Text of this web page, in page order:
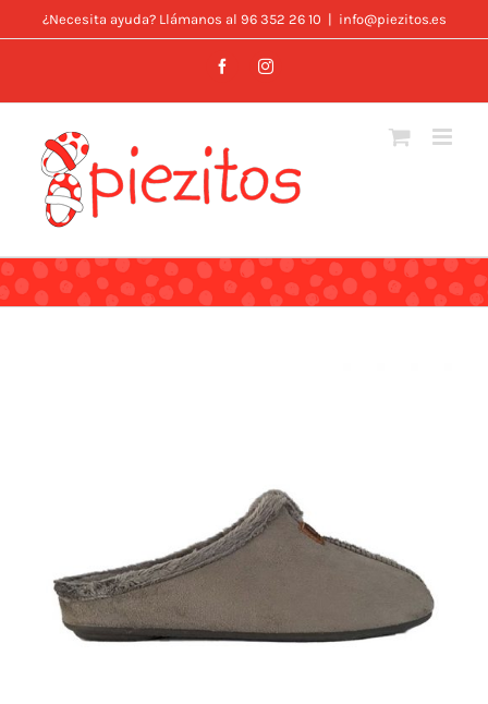
to
¿Necesita ayuda? Llámanos al 96 352 26 10 | info@piezitos.es
FacebookInstagram